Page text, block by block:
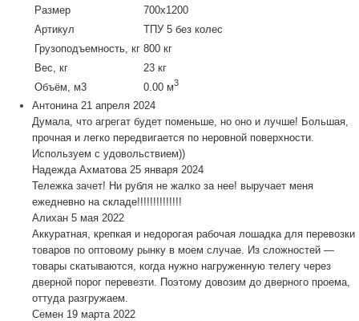
Размер
700х1200
Артикул
ТПУ 5 без колес
Грузоподъемность, кг 800 кг
Вес, кг
23 кг
Объём, м3
0.00 м3
Антонина 21 апреля 2024
Думала, что агрегат будет поменьше, но оно и лучше! Большая,
прочная и легко передвигается по неровной поверхности.
Используем с удовольствием))
Надежда Ахматова 25 января 2024
Тележка зачет! Ни рубля не жалко за нее! выручает меня
ежедневно на складе!!!!!!!!!!!!!!
Алихан 5 мая 2022
Аккуратная, крепкая и недорогая рабочая лошадка для перевозки
товаров по оптовому рынку в моем случае. Из сложностей —
товары скатываются, когда нужно нагруженную телегу через
дверной порог перевезти. Поэтому довозим до дверного проема,
оттуда разгружаем.
Семен 19 марта 2022